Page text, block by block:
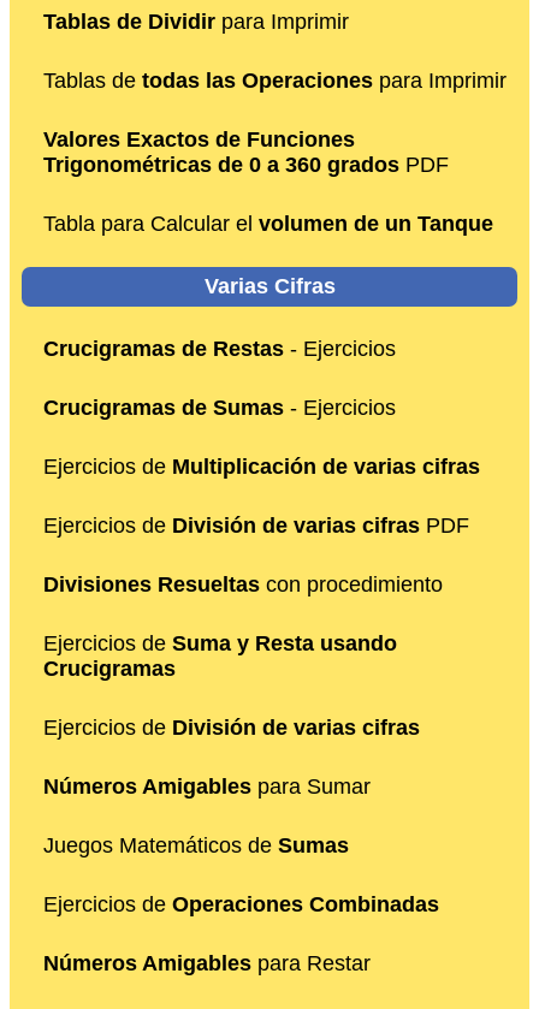
Tablas de Dividir para Imprimir
Tablas de todas las Operaciones para Imprimir
Valores Exactos de Funciones
Trigonométricas de 0 a 360 grados PDF
Tabla para Calcular el volumen de un Tanque
Varias Cifras
Crucigramas de Restas - Ejercicios
Crucigramas de Sumas - Ejercicios
Ejercicios de Multiplicación de varias cifras
Ejercicios de División de varias cifras PDF
Divisiones Resueltas con procedimiento
Ejercicios de Suma y Resta usando
Crucigramas
Ejercicios de División de varias cifras
Números Amigables para Sumar
Juegos Matemáticos de Sumas
Ejercicios de Operaciones Combinadas
Números Amigables para Restar